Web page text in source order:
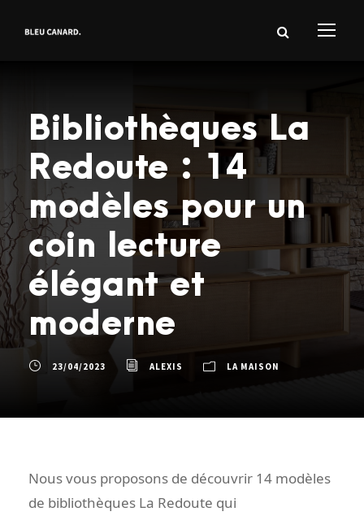
Bibliothèques La
Redoute : 14
modèles pour un
coin lecture
élégant et
moderne
23/04/2023 ALEXIS LA MAISON
Nous vous proposons de découvrir 14 modèles
de bibliothèques La Redoute qui